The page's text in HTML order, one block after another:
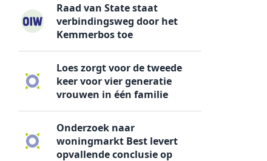
Raad van State staat
verbindingsweg door het
Kemmerbos toe
Loes zorgt voor de tweede
keer voor vier generatie
vrouwen in één familie
Onderzoek naar
woningmarkt Best levert
opvallende conclusie op